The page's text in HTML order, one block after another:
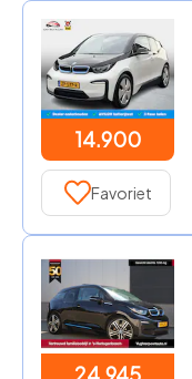
14.900
Favoriet
24.945